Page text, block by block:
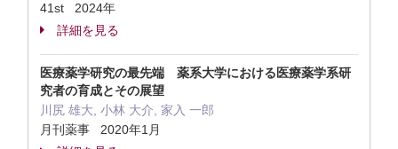
41st 2024年
詳細を見る
医療薬学研究の最先端 薬系大学における医療薬学系研
究者の育成とその展望
川尻 雄大, 小林 大介, 家入 一郎
月刊薬事 2020年1月